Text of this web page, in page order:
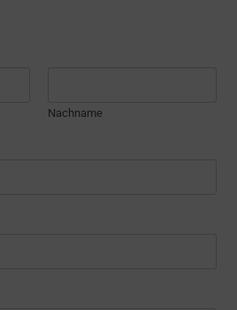
Nachname